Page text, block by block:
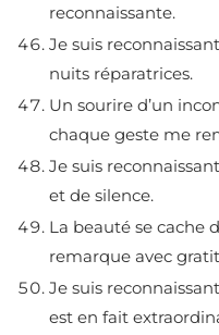
reconnaissante.
Je suis
nuits réparatrices.
Un sourire d’un
chaque geste me
Je suis
et de silence.
La beauté se cache
remarque avec
Je suis
est en fait